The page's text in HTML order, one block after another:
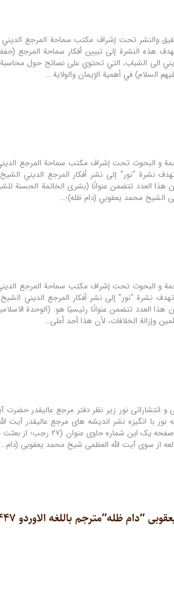
تهدف هذه النشرة إلى تبیین أفكار سماحة المرجع
الی الشباب، التي تحتوي علی نصائح حول محاسبة
السلام) في أهمية الإيمان والولاية.…
تهدف نشرة "نور" إلى نشر أفكار المرجع الديني
هذا العدد تتضمن عنوانًا (بشری الخاتمة الحسنة
الشيخ محمد يعقوبي (دام ظله)؛…
تهدف نشرة "نور" إلى نشر أفكار المرجع الديني
هذا العدد تتضمن عنوانًا رئيسيًا هو: (الوحدة
وإزالة الخلافات، لأن هذا أحد أعلى…
نور با انگیزه نشر اندیشه های مرجع عالیقدر
منتشر می شود. صفحه
از سوی آیت ‌الله العظمی شیخ محمد یعقوبی (دام…
ظله”مترجم باللغه الاوردو ۱۴۴۷